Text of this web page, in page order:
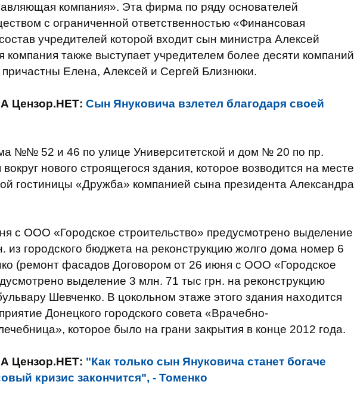
компания». Эта фирма по ряду основателей
с ограниченной ответственностью «Финансовая
учредителей которой входит сын министра Алексей
компания также выступает учредителем более десяти компаний
Елена, Алексей и Сергей Близнюки.
Цензор.НЕТ: Сын Януковича взлетел благодаря своей
№№ 52 и 46 по улице Университетской и дом № 20 по пр.
нового строящегося здания, которое возводится на месте
гостиницы «Дружба» компанией сына президента Александра
с ООО «Городское строительство» предусмотрено выделение
из городского бюджета на реконструкцию жолго дома номер 6
(ремонт фасадов Договором от 26 июня с ООО «Городское
выделение 3 млн. 71 тыс грн. на реконструкцию
Шевченко. В цокольном этаже этого здания находится
Донецкого городского совета «Врачебно-
которое было на грани закрытия в конце 2012 года.
Цензор.НЕТ: "Как только сын Януковича станет богаче
кризис закончится", - Томенко